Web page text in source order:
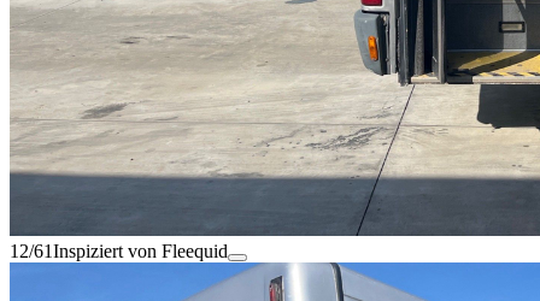
12/61Inspiziert von Fleequid